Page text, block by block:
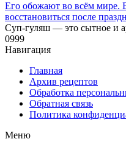
Его обожают во всём мире.
восстановиться после
Суп-гуляш — это сытное и
0999
Навигация
Главная
Архив рецептов
Обработка
Обратная связь
Политика
Меню